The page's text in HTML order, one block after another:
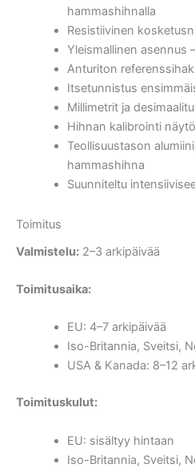
hammashihnalla
Resistiivinen
Yleismallinen asennus
Anturiton
Itsetunnistus
Millimetrit ja
Hihnan kalibrointi
Teollisuustason
hammashihna
Suunniteltu
Toimitus
Valmistelu: 2–3 arkipäivää
Toimitusaika:
EU: 4–7 arkipäivää
Iso-Britannia, Sveitsi,
USA & Kanada: 8–12
Toimituskulut:
EU: sisältyy hintaan
Iso-Britannia, Sveitsi,